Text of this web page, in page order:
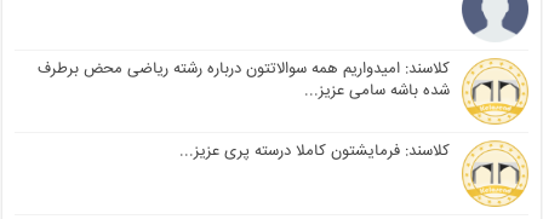
کلاسند: امیدواریم همه سوالاتتون درباره رشته ریاضی محض برطرف
شده باشه سامی عزیز...
کلاسند: فرمایشتون کاملا درسته پری عزیز...